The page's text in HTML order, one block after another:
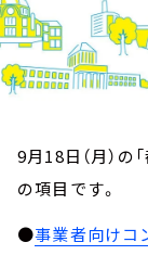
9月18日（月）
の項目です。
●事業者向けコ